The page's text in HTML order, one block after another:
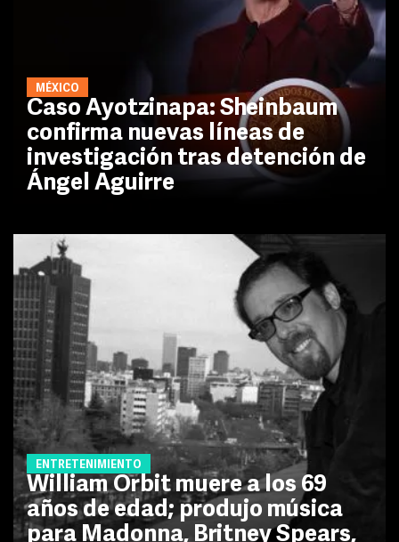
MÉXICO
Caso Ayotzinapa: Sheinbaum
confirma nuevas líneas de
investigación tras detención de
Ángel Aguirre
ENTRETENIMIENTO
William Orbit muere a los 69
años de edad; produjo música
para Madonna, Britney Spears,